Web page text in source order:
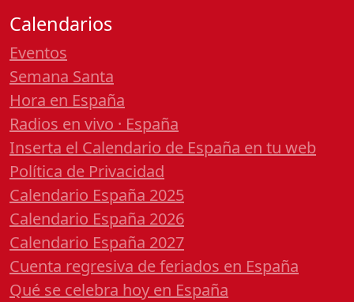
Calendarios
Eventos
Semana Santa
Hora en España
Radios en vivo · España
Inserta el Calendario de España en tu web
Política de Privacidad
Calendario España 2025
Calendario España 2026
Calendario España 2027
Cuenta regresiva de feriados en España
Qué se celebra hoy en España